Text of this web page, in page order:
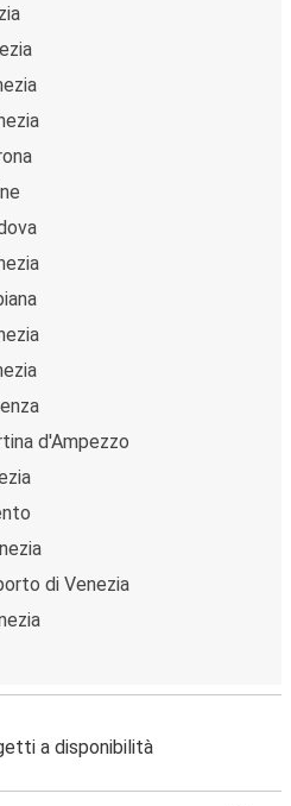
d'Ampezzo
di Venezia
a disponibilità